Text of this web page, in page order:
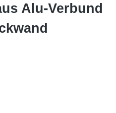
Alu-Verbund